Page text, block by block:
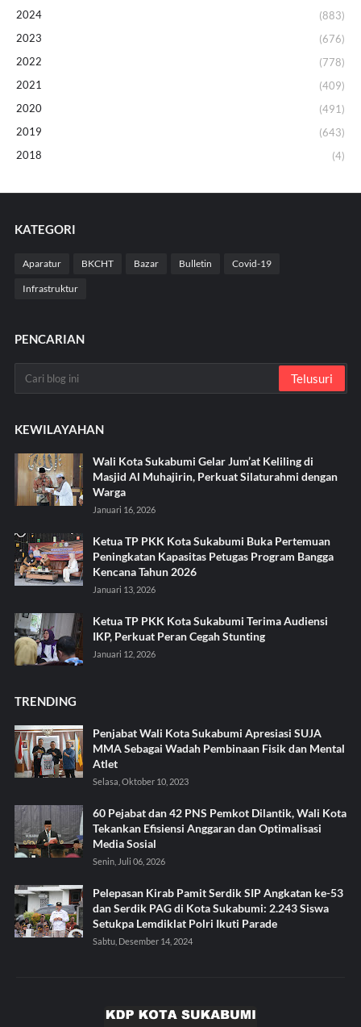
2024
(883)
2023
(676)
2022
(778)
2021
(409)
2020
(491)
2019
(643)
2018
(4)
KATEGORI
Aparatur BKCHT Bazar Bulletin Covid-19
Infrastruktur
PENCARIAN
KEWILAYAHAN
Wali Kota Sukabumi Gelar Jum’at Keliling di
Masjid Al Muhajirin, Perkuat Silaturahmi dengan
Warga
Januari 16, 2026
Ketua TP PKK Kota Sukabumi Buka Pertemuan
Peningkatan Kapasitas Petugas Program Bangga
Kencana Tahun 2026
Januari 13, 2026
Ketua TP PKK Kota Sukabumi Terima Audiensi
IKP, Perkuat Peran Cegah Stunting
Januari 12, 2026
TRENDING
Penjabat Wali Kota Sukabumi Apresiasi SUJA
MMA Sebagai Wadah Pembinaan Fisik dan Mental
Atlet
Selasa, Oktober 10, 2023
60 Pejabat dan 42 PNS Pemkot Dilantik, Wali Kota
Tekankan Efisiensi Anggaran dan Optimalisasi
Media Sosial
Senin, Juli 06, 2026
Pelepasan Kirab Pamit Serdik SIP Angkatan ke-53
dan Serdik PAG di Kota Sukabumi: 2.243 Siswa
Setukpa Lemdiklat Polri Ikuti Parade
Sabtu, Desember 14, 2024